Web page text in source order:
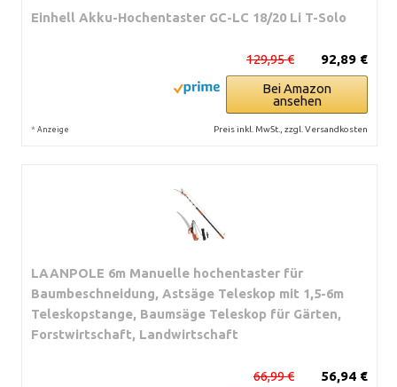
Einhell Akku-Hochentaster GC-LC 18/20 Li T-Solo
92,89 €
129,95 €
Bei Amazon
ansehen
* Anzeige Preis inkl. MwSt., zzgl. Versandkosten
LAANPOLE 6m Manuelle hochentaster für
Baumbeschneidung, Astsäge Teleskop mit 1,5-6m
Teleskopstange, Baumsäge Teleskop für Gärten,
Forstwirtschaft, Landwirtschaft
56,94 €
66,99 €